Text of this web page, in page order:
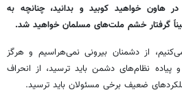
هاون خواهید کوبید و بدانید، چنانچه به
گرفتار خشم ملت‌های مسلمان خواهید شد.
از دشمنان بیرونی نمی‌هراسیم و هرگز
پیاده نظام‌های دشمن باید ترسید، از انحراف
ضعیف برخی مسئولان باید ترسید.